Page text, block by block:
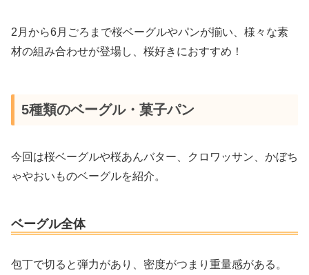
2月から6月ごろまで桜ベーグルやパンが揃い、様々な素
材の組み合わせが登場し、桜好きにおすすめ！
5種類のベーグル・菓子パン
今回は桜ベーグルや桜あんバター、クロワッサン、かぼち
ゃやおいものベーグルを紹介。
ベーグル全体
包丁で切ると弾力があり、密度がつまり重量感がある。